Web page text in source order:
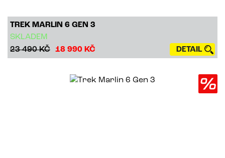
TREK MARLIN 6 GEN 3
SKLADEM
23 490 KČ
18 990 KČ DETAIL